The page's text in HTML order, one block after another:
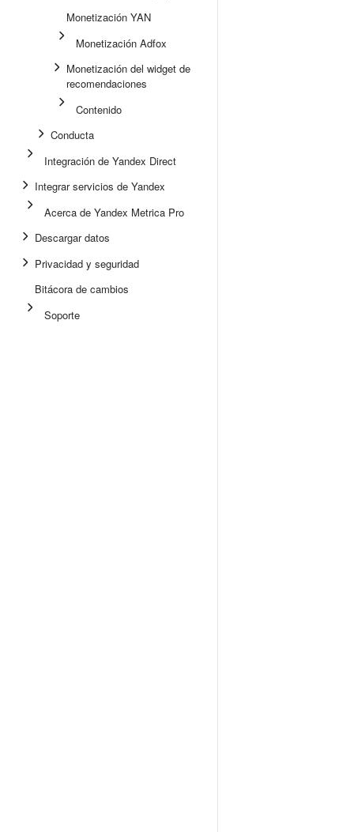
Monetización YAN
Monetización Adfox
Monetización del widget de
recomendaciones
Contenido
Conducta
Integración de Yandex Direct
Integrar servicios de Yandex
Acerca de Yandex Metrica Pro
Descargar datos
Privacidad y seguridad
Bitácora de cambios
Soporte